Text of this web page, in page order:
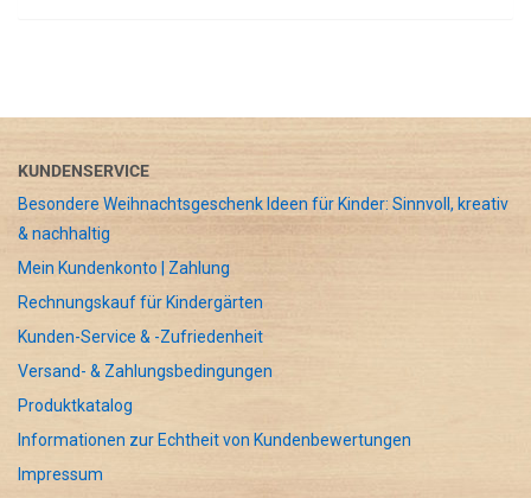
KUNDENSERVICE
Besondere Weihnachtsgeschenk Ideen für Kinder: Sinnvoll, kreativ
& nachhaltig
Mein Kundenkonto | Zahlung
Rechnungskauf für Kindergärten
Kunden-Service & -Zufriedenheit
Versand- & Zahlungsbedingungen
Produktkatalog
Informationen zur Echtheit von Kundenbewertungen
Impressum